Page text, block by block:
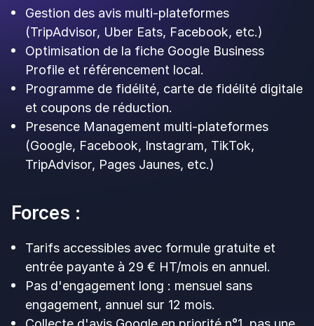
Tarifs non publiés officiellement sur leur site
(chiffres issus de sources tierces, à confirmer en
devis sur kadow.club).
Up Review vs Kadow Club :
qui gagne sur quoi
long terme. Sa valeur principale, c'est de
transformer des visiteurs en clients « accros » via
un catalogue de jeux profond et un système de
progression par niveaux. Laisser un avis Google y